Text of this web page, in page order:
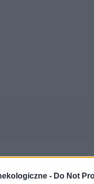
- Do Not
trwa już pół roku . Pół
( vibin )Gdy